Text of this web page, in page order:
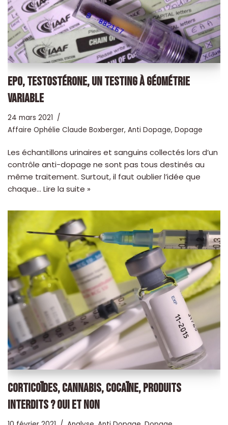
EPO, TESTOSTÉRONE, UN TESTING À GÉOMÉTRIE
VARIABLE
24 mars 2021
Affaire Ophélie Claude Boxberger, Anti Dopage, Dopage
Les échantillons urinaires et sanguins collectés lors d’un
contrôle anti-dopage ne sont pas tous destinés au
même traitement. Surtout, il faut oublier l’idée que
chaque… Lire la suite »
CORTICOÏDES, CANNABIS, COCAÏNE, PRODUITS
INTERDITS ? OUI ET NON